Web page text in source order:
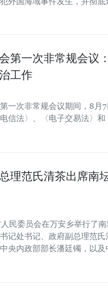
第一次非常规会议
工作
一次非常规会议期间，8月
信法〉、〈电子交易法〉
理范氏清茶出席南
民委员会在万安乡举行了
记处书记、政府副总理范
央内政部部长潘廷镯，以